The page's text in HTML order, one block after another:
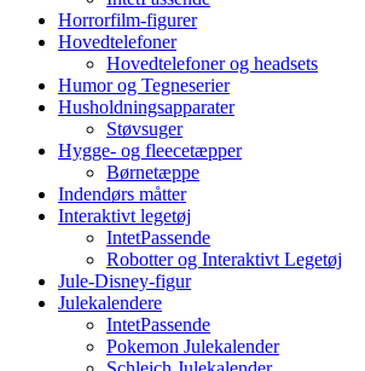
Horrorfilm-figurer
Hovedtelefoner
Hovedtelefoner og headsets
Humor og Tegneserier
Husholdningsapparater
Støvsuger
Hygge- og fleecetæpper
Børnetæppe
Indendørs måtter
Interaktivt legetøj
IntetPassende
Robotter og Interaktivt Legetøj
Jule-Disney-figur
Julekalendere
IntetPassende
Pokemon Julekalender